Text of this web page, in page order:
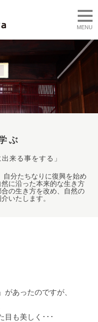
MENU
ぶ
来る事をする」
自分たちなりに復興を始め
に沿った本来的な生き方
の生き方を改め、自然の
いたします。
あったのですが、
目も美しく･･･